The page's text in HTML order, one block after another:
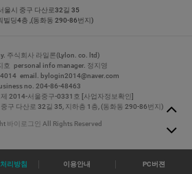
울시 중구 다산로32길 35
빌딩4층 ,(동화동 290-86번지)
주식회사 라일론(Lylon. co. ltd)
호 personal info manager. 정지영
email. bylogin2014@naver.com
no. 204-86-48463
2014-서울중구-0331호
[사업자정보확인]
구 다산로 32길 35, 지하층 1층, (동화동 290-86번지)
바이로그인 All Rights Reserved
리방침 이용안내 PC버젼